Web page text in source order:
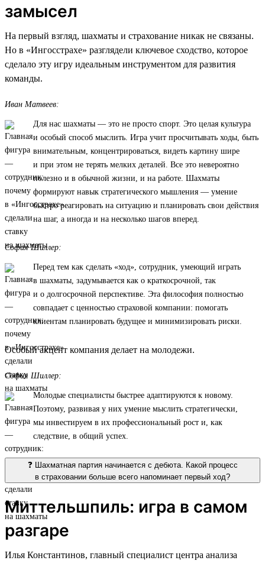
замысел
На первый взгляд, шахматы и страхование никак не связаны.
Но в «Ингосстрахе» разглядели ключевое сходство, которое
сделало эту игру идеальным инструментом для развития
команды.
Иван Матвеев:
Для нас шахматы — это не просто спорт. Это целая культура
и особый способ мыслить. Игра учит просчитывать ходы, быть
внимательным, концентрироваться, видеть картину шире
и при этом не терять мелких деталей. Все это невероятно
полезно и в обычной жизни, и на работе. Шахматы
формируют навык стратегического мышления — умение
быстро реагировать на ситуацию и планировать свои действия
на шаг, а иногда и на несколько шагов вперед.
София Шиллер:
Перед тем как сделать «ход», сотрудник, умеющий играть
в шахматы, задумывается как о краткосрочной, так
и о долгосрочной перспективе. Эта философия полностью
совпадает с ценностью страховой компании: помогать
клиентам планировать будущее и минимизировать риски.
Особый акцент компания делает на молодежи.
София Шиллер:
Молодые специалисты быстрее адаптируются к новому.
Поэтому, развивая у них умение мыслить стратегически,
мы инвестируем в их профессиональный рост и, как
следствие, в общий успех.
❓ Шахматная партия начинается с дебюта. Какой процесс
в страховании больше всего напоминает первый ход?
Миттельшпиль: игра в самом
разгаре
Илья Константинов, главный специалист центра анализа